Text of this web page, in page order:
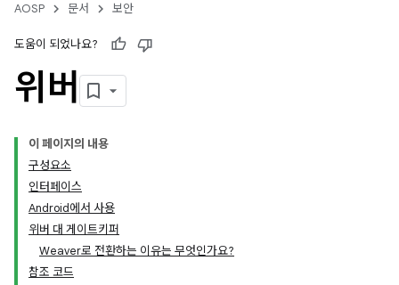
AOSP 문서 보안
도움이 되었나요?
위버
이 페이지의 내용
구성요소
인터페이스
Android에서 사용
위버 대 게이트키퍼
Weaver로 전환하는 이유는 무엇인가요?
참조 코드